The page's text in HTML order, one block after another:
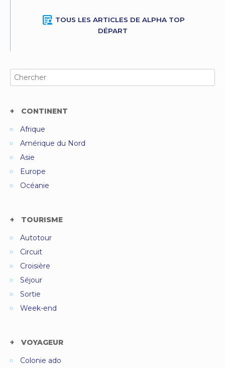
article_person TOUS LES ARTICLES DE ALPHA TOP
DÉPART
Search
for:
CONTINENT
Afrique
Amérique du Nord
Asie
Europe
Océanie
TOURISME
Autotour
Circuit
Croisière
Séjour
Sortie
Week-end
VOYAGEUR
Colonie ado